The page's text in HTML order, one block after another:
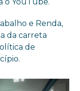
e Renda,
da carreta
de